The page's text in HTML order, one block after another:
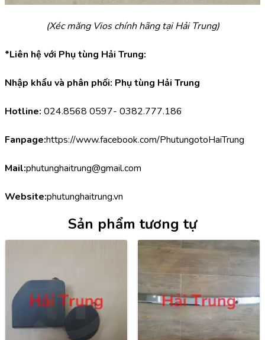
(Xéc măng Vios chính hãng tại Hải Trung)
*Liên hệ với Phụ tùng Hải Trung:
Nhập khẩu và phân phối: Phụ tùng Hải Trung
Hotline: 024.8568 0597- 0382.777.186
Fanpage:https://www.facebook.com/PhutungotoHaiTrung
Mail:phutunghaitrung@gmail.com
Website:phutunghaitrung.vn
Sản phẩm tương tự